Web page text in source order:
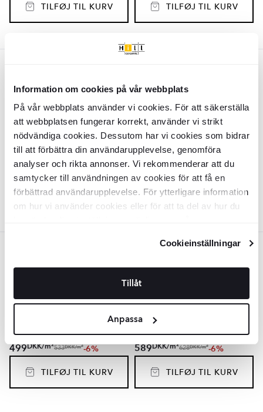
Information om cookies på vår webbplats
På vår webbplats använder vi cookies. För att säkerställa
att webbplatsen fungerar korrekt, använder vi strikt
nödvändiga cookies. Dessutom har vi cookies som bidrar
till att förbättra din användarupplevelse, genomföra
analyser och rikta annonser. Vi rekommenderar att du
samtycker till användningen av cookies för att få en
förbättrad användarupplevelse. För ytterligare information
om hur vi använder cookies eller för att ta del av hur du
Cookieinställningar
Tillåt
Anpassa
TILFØJ TIL KURV TILFØJ TIL KURV
TræklinkerPinecrestBrun Mat 15x90
cm
KLST8103
Overflade:Matt
Materiale:Granitkeramik
515DKK/m 2
547DKK /m2-6%
TILFØJ TIL KURV
KLST8104
Materiale:Granitkeramik
499DKK/m2
533DKK/m2-6%
TILFØJ TIL KURV
cm
KLST8108
Overflade:
Materiale:Granitkeramik
589DKK/m2
628DKK/m2-6%
TILFØJ TIL KURV